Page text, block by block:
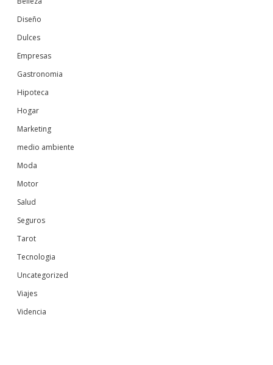
Diseño
Dulces
Empresas
Gastronomia
Hipoteca
Hogar
Marketing
medio ambiente
Moda
Motor
Salud
Seguros
Tarot
Tecnologia
Uncategorized
Viajes
Videncia